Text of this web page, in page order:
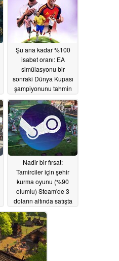
Şu ana kadar %100
isabet oranı: EA
simülasyonu bir
sonraki Dünya Kupası
şampiyonunu tahmin
ediyor06/12/2026
Nadir bir fırsat:
Tamirciler için şehir
kurma oyunu (%90
olumlu) Steam'de 3
doların altında satışta
06/11/2026